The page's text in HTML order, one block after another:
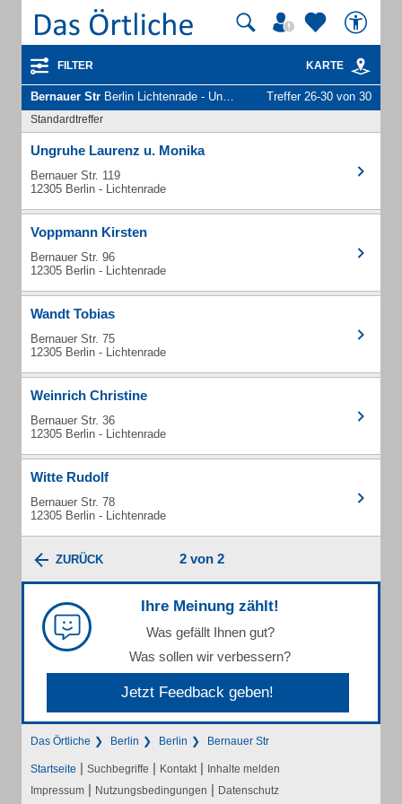
FILTER KARTE
Bernauer Str Berlin Lichtenrade - Unternehmen und Personen Treffer 26-30 von 30
Standardtreffer
Ungruhe Laurenz u. Monika
Bernauer Str. 119
12305 Berlin - Lichtenrade
Voppmann Kirsten
Bernauer Str. 96
12305 Berlin - Lichtenrade
Wandt Tobias
Bernauer Str. 75
12305 Berlin - Lichtenrade
Weinrich Christine
Bernauer Str. 36
12305 Berlin - Lichtenrade
Witte Rudolf
Bernauer Str. 78
12305 Berlin - Lichtenrade
ZURÜCK 2 von 2
Ihre Meinung zählt!
Was gefällt Ihnen gut?
Was sollen wir verbessern?
Jetzt Feedback geben!
Das Örtliche Berlin Berlin Bernauer Str
Startseite | Suchbegriffe | Kontakt | Inhalte melden
Impressum | Nutzungsbedingungen | Datenschutz